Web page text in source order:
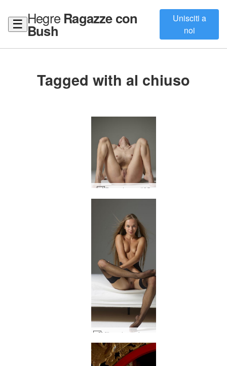
☰ Hegre Ragazze con
Bush
Unisciti a
noi
Tagged with al chiuso
Era estremo #35